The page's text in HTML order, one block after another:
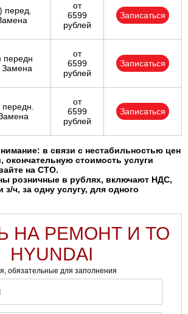
перед.
от
6599
рублей
Записаться
передн
Замена
от
6599
рублей
Записаться
передн.
от
6599
рублей
Записаться
в связи с нестабильностью цен
окончательную стоимость услуги
на СТО.
розничные в рублях, включают НДС,
з/ч, за одну услугу, для одного
НА РЕМОНТ И ТО
HYUNDAI
обязательные для заполнения